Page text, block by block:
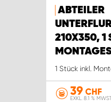
ABTEILER
210X350, 1
1 Stück inkl.
39 CHF
EXKL. 8.1 %